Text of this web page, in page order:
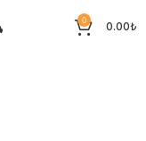
0 0.00₺